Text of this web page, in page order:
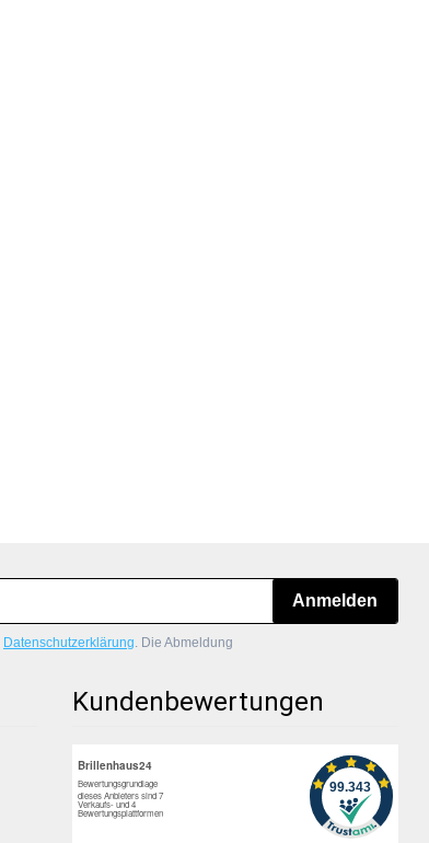
Anmelden
Datenschutzerklärung . Die Abmeldung
Kundenbewertungen